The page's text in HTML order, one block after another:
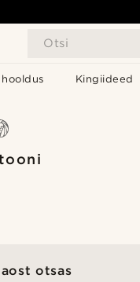
Otsi
Kingiideed
otsas